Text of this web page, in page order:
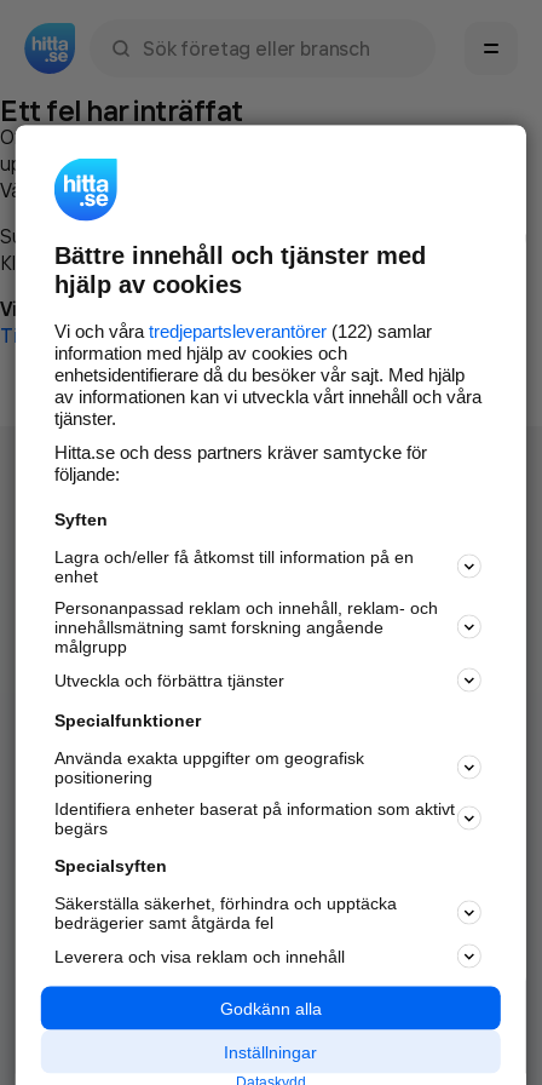
Ett fel har inträffat
Om du vill kan du
uppstod så att vi lättare och snabbare kan avhjälpa det.
Vänligen försök med följande:
Surfa till
Klicka påTillbaka-knappen i webbläsaren och försök igen
Vi beklagar besväret!
Till startsidan
Hitta.se - Gratis nummerupplysning.
Sök företag, personer och platser.
Hitta telefonnummer, adresser, företagsinfo mm.
Marknadsför företaget
Kom igång och annonsera mot
samarbetspartners nära dig.
Alla kategorier
Populära sökningar
API & Kartor
Annonsera
Integritet
Nödnummer
Bättre innehåll och tjänster med
hjälp av cookies
Vi och våra tredjepartsleverantörer(122) samlar
information med hjälp av cookies och
enhetsidentifierare då du besöker vår sajt. Med hjälp
av informationen kan vi utveckla vårt innehåll och våra
tjänster.
Hitta.se och dess partners kräver samtycke för
följande:
Syften
Lagra och/eller få åtkomst till information på en
enhet
Personanpassad reklam och innehåll, reklam- och
innehållsmätning samt forskning angående
målgrupp
Utveckla och förbättra tjänster
Specialfunktioner
Använda exakta uppgifter om geografisk
positionering
Identifiera enheter baserat på information som aktivt
begärs
Specialsyften
Säkerställa säkerhet, förhindra och upptäcka
bedrägerier samt åtgärda fel
Leverera och visa reklam och innehåll
Godkänn alla
Inställningar
Dataskydd